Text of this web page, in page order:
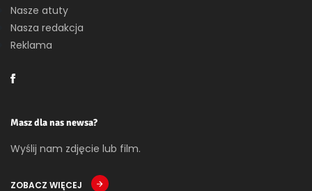
Nasze atuty
Nasza redakcja
Reklama
Masz dla nas newsa?
Wyślij nam zdjęcie lub film.
ZOBACZ WIĘCEJ